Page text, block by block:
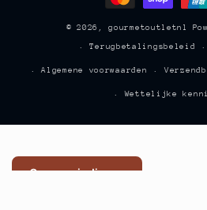
© 2026,gourmetoutletnl
Terugbetalingsbeleid
Algemene voorwaarden
Wettelijke
Opname indienen